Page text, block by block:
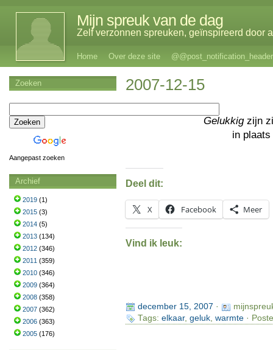
Mijn spreuk van de dag
Zelf verzonnen spreuken, geïnspireerd door
Home Over deze site @@post_notification_header
2007-12-15
Gelukkigzijn
in
Deel dit:
X Facebook Meer
Vind ik leuk:
december 15, 2007 ·
Tags: elkaar, geluk, warmte·
Zoeken
Aangepast zoeken
Archief
2019 (1)
2015 (3)
2014 (5)
2013 (134)
2012 (346)
2011 (359)
2010 (346)
2009 (364)
2008 (358)
2007 (362)
2006 (363)
2005 (176)